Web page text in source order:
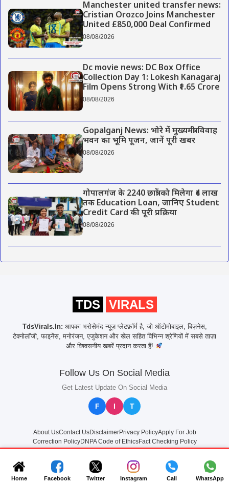
Manchester united transfer news:
Cristian Orozco Joins Manchester
United £850,000 Deal Confirmed
08/08/2026
Dc movie news: DC Box Office
Collection Day 1: Lokesh Kanagaraj
Film Opens Strong With ₹1.65 Crore
08/08/2026
Gopalganj News: भोरे में मुख्यमंत्री विवाह
भवन का भूमि पूजन, जानें पूरी खबर
08/08/2026
गोपालगंज के 2240 छात्रों को मिलेगा ₹4 लाख
तक Education Loan, जानिए Student
Credit Card की पूरी प्रक्रिया
08/08/2026
Home Facebook Twitter Instagram Call WhatsApp
TDS VIRALS
TdsVirals.In: आपका भरोसेमंद न्यूज़ प्लेटफ़ॉर्म है, जो ऑटोमोबाइल, बिज़नेस,
टेक्नोलॉजी, फाइनेंस, मनोरंजन, एजुकेशन और खेल सहित विभिन्न श्रेणियों में सबसे ताज़ा
और विश्वसनीय खबरें प्रदान करता हैं!
Follow Us On Social Media
Get Latest Update On Social Media
F I T
About UsContact UsDisclaimerPrivacy PolicyApply For Job
Correction PolicyDNPA Code of EthicsFact Checking Policy
© 2025 TdsVirals.In All rights reserved